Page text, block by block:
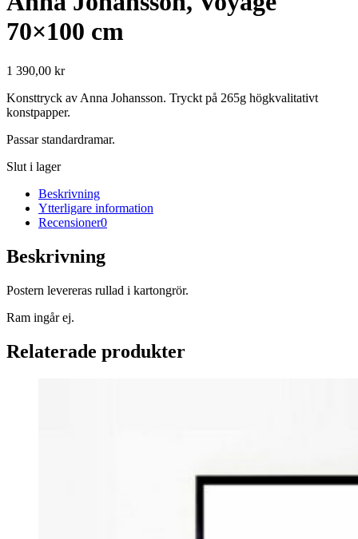
70×100 cm
1 390,00 kr
Konsttryck av Anna Johansson. Tryckt på 265g högkvalitativt
konstpapper.
Passar standardramar.
Slut i lager
Beskrivning
Ytterligare information
Recensioner0
Beskrivning
Postern levereras rullad i kartongrör.
Ram ingår ej.
Relaterade produkter